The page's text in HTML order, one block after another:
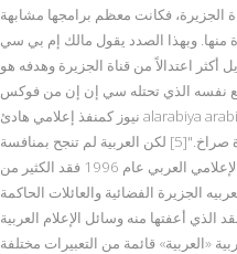
الجزيرة، فكانت معظم برامجها مشابهة
منها. وبهذا الصدد يقول مالك إم بي سي
أكثر اعتدالاً من قناة الجزيرة وهدفه هو
نفسه الذي تحتله سي إن إن من فوكس
نيوز كمنفذ إعلامي هادئ alarabiya arabic news live ومتخصص معروفة بالتغطية
الموضوعية وليس الآراء التي تقدم في صورة صراخ."[5] لكن العربية لم تنجح بمنافسة
الجزيرة، وبدخول الجزيرة إلى السوق الإعلامي العربي عام 1996 فقد الكثير من
الجزيرة الفضائية والعائلات الحاكمة
أعفتها منه وسائل الإعلام العربية
العربية «العربية» قائمة من التعبيرات مختلفة